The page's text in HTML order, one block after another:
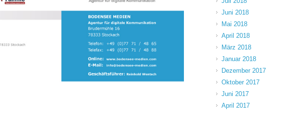
Juni 2018
Mai 2018
April 2018
März 2018
Januar 2018
Dezember 2017
Oktober 2017
Juni 2017
April 2017